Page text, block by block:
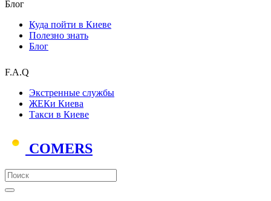
Блог
Куда пойти в Киеве
Полезно знать
Блог
F.A.Q
Экстренные службы
ЖЕКи Киева
Такси в Киеве
COMERS